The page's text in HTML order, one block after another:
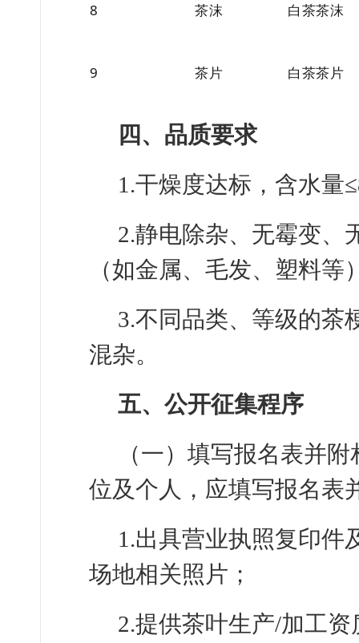
8 茶沫 白茶茶沫
9 茶片 白茶茶片
四、品质要求
1.干燥度达标，含水量
2.静电除杂、无霉变、
（如金属、毛发、塑料等
3.不同品类、等级的茶
混杂。
五、公开征集程序
（一）填写报名表并
位及个人，应填写报名表
1.出具营业执照复印件
场地相关照片；
2.提供茶叶生产/加工